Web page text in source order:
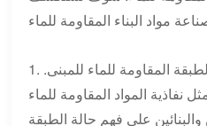
1. جمع البيانات وتحليلها: يمكن للتكنولوجيا الرقمية تحقيق مراقبة في الوقت الحقيقي لأداء الطبقة المقاومة للماء للمبنى.
المواد المقاومة للماء
على فهم حالة الطبقة